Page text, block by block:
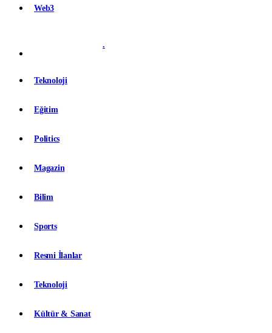
Web3
.
Teknoloji
Eğitim
Politics
Magazin
Bilim
Sports
Resmi İlanlar
Teknoloji
Kültür & Sanat